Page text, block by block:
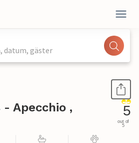
datum, gäster
Apecchio ,
5
out of
5